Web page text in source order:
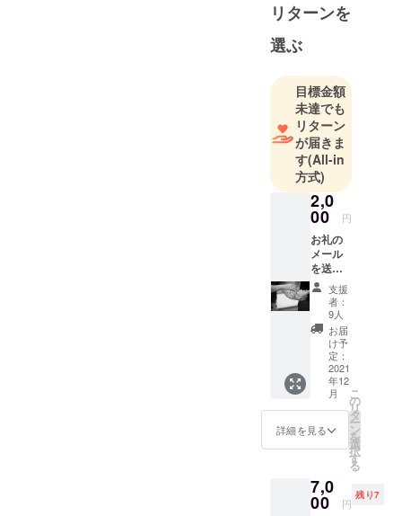
リターンを
選ぶ
目標金額
未達でも
リターン
が届きま
す(All-in
方式)
2,0
00 円
お礼の
メール
を送り
ます。
支援
者：
9人
お届
け予
定：
2021
年12
月
詳細を見る
こ
の
リ
タ
ー
ン
を
選
択
す
る
7,0
00 円
残り7